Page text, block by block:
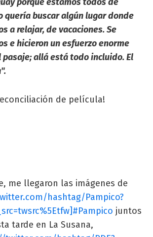
quería buscar algún lugar donde
a relajar, de vacaciones. Se
e hicieron un esfuerzo enorme
pasaje; allá está todo incluido. El
de película!
me llegaron las imágenes de
hashtag/Pampico?
juntos
tarde en La Susana,